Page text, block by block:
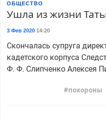
ОБЩЕСТВО
Ушла из жизни
3 Фев 202014:20
Скончалась супруга
кадетского корпуса
Ф. Ф. Слипченко Алексея
похороны